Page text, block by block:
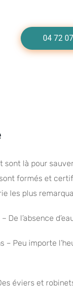
04 72
sont là pour
formés et
les plus
l’absence
Peu importe
éviers et